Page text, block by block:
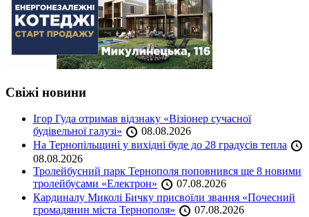
Свіжі новини
Ігор Гуда отримав відзнаку «Візіонер сучасної
будівельної галузі»
08.08.2026
На Тернопільщині у вихідні буде до 28 градусів тепла
08.08.2026
Тролейбусний парк Тернополя поповнився ще 8 новими
тролейбусами «Електрон»
07.08.2026
Кардиналу Миколі Бичку присвоїли звання «Почесний
громадянин міста Тернополя»
07.08.2026